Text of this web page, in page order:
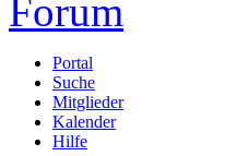
Portal
Suche
Mitglieder
Kalender
Hilfe